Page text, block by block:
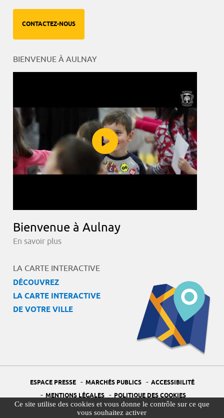
Ce site utilise des cookies et vous donne le contrôle sur ce que
vous souhaitez activer
CONTACTEZ-NOUS
BIENVENUE À AULNAY
Bienvenue à Aulnay
En savoir plus
LA CARTE INTERACTIVE
DÉCOUVREZ
LA CARTE INTERACTIVE
DE VOTRE VILLE
ESPACE PRESSE - MARCHÉS PUBLICS - ACCESSIBILITÉ
- MENTIONS LÉGALES - POLITIQUE DES COOKIES
PORTAIL DÉLÉGUÉ À LA PROTECTION DES DONNÉES - PLAN DU SITE